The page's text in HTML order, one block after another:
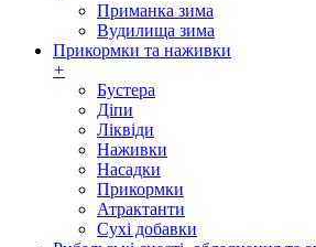
Приманка зима
Вудилища зима
Прикормки та наживки
+
Бустера
Діпи
Ліквіди
Наживки
Насадки
Прикормки
Атрактанти
Сухі добавки